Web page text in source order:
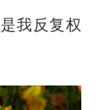
我反复权